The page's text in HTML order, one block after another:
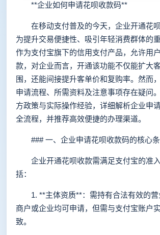
**企业如何申请花呗收款码**
在移动支付普及的今天，企业开通花
为提升交易便捷性、吸引年轻消费群体的
作为支付宝旗下的信用支付产品，允许用
款，对企业而言，开通该功能不仅能扩大
围，还能间接提升客单价和复购率。然而
申请流程、所需资料及注意事项存在疑问
方政策与实际操作经验，详细解析企业申
全流程，并推荐高效便捷的办理渠道。
### 一、企业申请花呗收款码的核心
企业开通花呗收款需满足支付宝的准
括：
1. **主体资质**：需持有合法有效的营
商户或企业均可申请，但需与支付宝账户
致。